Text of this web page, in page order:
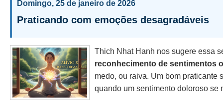
Domingo, 25 de janeiro de 2026
Praticando com emoções desagradáveis
Thich Nhat Hanh nos sugere essa
reconhecimento de sentimentos
medo, ou raiva. Um bom praticante
quando um sentimento doloroso se